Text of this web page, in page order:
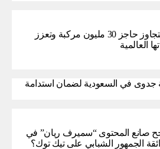
GAC تتجاوز حاجز 30 مليون مركبة وتعزز
العالمية
جدوى في السعودية لضمان استدامة
صانع المحتوى “سميرف ريان” في
الجمهور الشبابي على تيك توك؟